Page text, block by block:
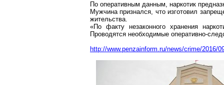
По оперативным данным, наркотик
Мужчина признался, что изготовил
жительства.
«По факту незаконного хранения
Проводятся необходимые оперативно-
http://www.penzainform.ru/news/crime/2016/